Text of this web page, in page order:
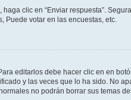
clic en “Enviar respuesta”.
Puede votar en las encuestas, etc.
editarlos debe hacer clic en en
y las veces que lo ha sido. No
no podrán borrar sus temas